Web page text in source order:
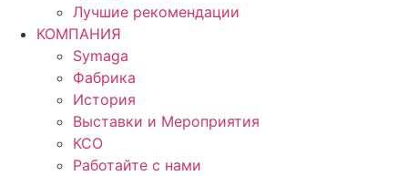
Лучшие рекомендации
КОМПАНИЯ
Symaga
Фабрика
История
Выставки и Мероприятия
КСО
Работайте с нами